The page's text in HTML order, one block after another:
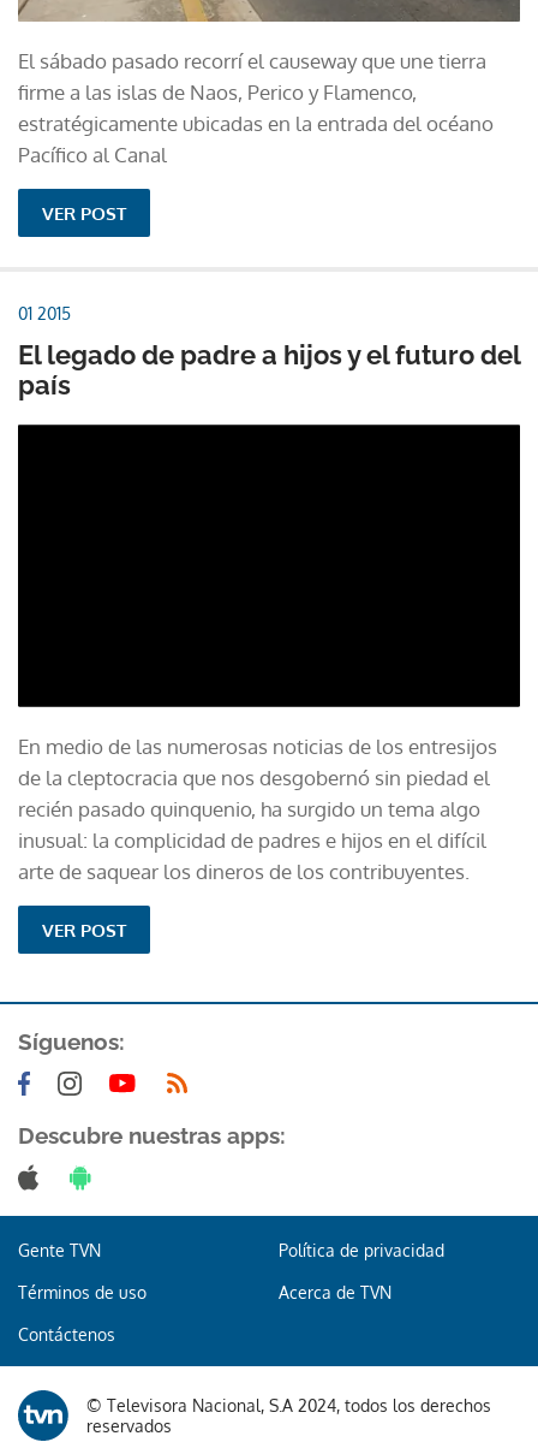
El sábado pasado recorrí el causeway que une tierra
firme a las islas de Naos, Perico y Flamenco,
estratégicamente ubicadas en la entrada del océano
Pacífico al Canal
VER POST
01 2015
El legado de padre a hijos y el futuro del
país
En medio de las numerosas noticias de los entresijos
de la cleptocracia que nos desgobernó sin piedad el
recién pasado quinquenio, ha surgido un tema algo
inusual: la complicidad de padres e hijos en el difícil
arte de saquear los dineros de los contribuyentes.
VER POST
Síguenos:
Descubre nuestras apps:
Gente TVN Política de privacidad
Términos de uso Acerca de TVN
Contáctenos
© Televisora Nacional, S.A 2024, todos los derechos
reservados